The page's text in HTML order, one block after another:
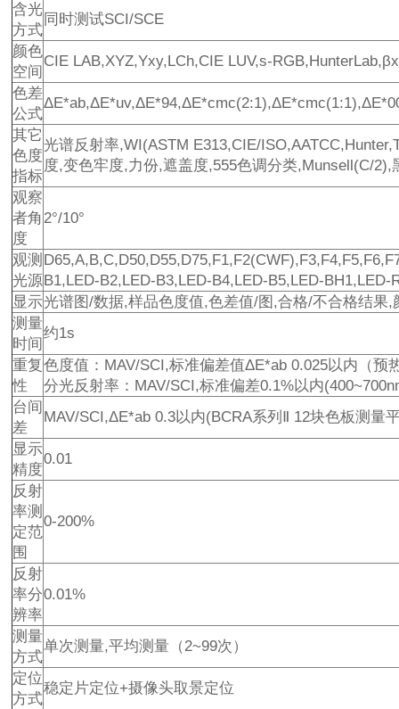
含光
方式
同时测试SCI/SCE
颜色
空间
CIE LAB,XYZ,Yxy,LCh,CIE LUV,s-
色差
公式
其它
色度
指标
光谱反射率,WI(ASTM E313,CIE/
度,变色牢度,力份,遮盖度,555色调分类,Munsell(C/
观察
者角
度
2°/10°
观测
光源 B1,LED-B2,LED-B3,LED-B4,LED-B5,LED-
显示光谱图/数据,样品色度值,色差值/图,合格/不合格结果,
测量
时间
约1s
重复
性
色度值：MAV/SCI,标准偏差值ΔE*ab 0.025以内（预
分光反射率：MAV/SCI,标准偏差0.1%以内
台间
差
MAV/SCI,ΔE*ab 0.3以内(BCRA系列Ⅱ 12块色板测量
显示
精度
0.01
反射
率测
定范
围
0-200%
反射
率分
辨率
0.01%
测量
方式
单次测量,平均测量（2~99次）
定位
方式
稳定片定位+摄像头取景定位